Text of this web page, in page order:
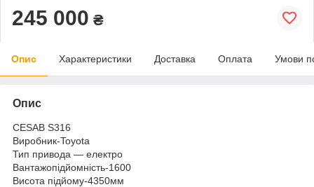
245 000 ₴
Опис Характеристики Доставка Оплата Умови
Опис
CESAB S316
Виробник-Toyota
Тип привода — електро
Вантажопідйомність-1600
Висота підйому-4350мм